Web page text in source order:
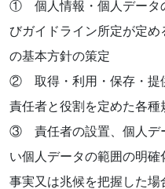
① 個人情報・個人データ
びガイドライン所定が定
の基本方針の策定
② 取得・利用・保存・提
責任者と役割を定めた各種
③ 責任者の設置、個人デ
い個人データの範囲の明
事実又は兆候を把握した